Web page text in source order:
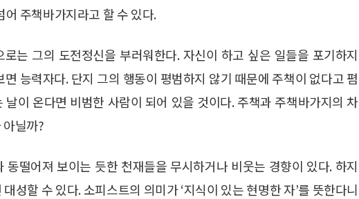
주책바가지라고 할 수 있다.
는 그의 도전정신을 부러워한다. 자신이 하고 싶은 일들을 포기하지
능력자다. 단지 그의 행동이 평범하지 않기 때문에 주책이 없다고 폄
이 온다면 비범한 사람이 되어 있을 것이다. 주책과 주책바가지의 차
닐까?
떨어져 보이는 듯한 천재들을 무시하거나 비웃는 경향이 있다. 하지
성할 수 있다. 소피스트의 의미가 ‘지식이 있는 현명한 자’를 뜻한다니